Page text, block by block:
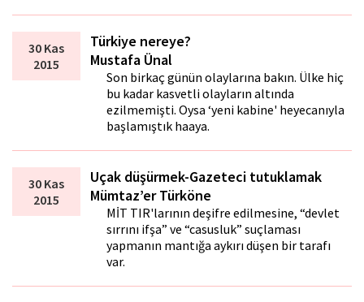
30 Kas
2015
Türkiye nereye?
Mustafa Ünal
Son birkaç günün olaylarına bakın. Ülke hiç
bu kadar kasvetli olayların altında
ezilmemişti. Oysa ‘yeni kabine' heyecanıyla
başlamıştık haftaya.
30 Kas
2015
Uçak düşürmek-Gazeteci tutuklamak
Mümtaz’er Türköne
MİT TIR'larının deşifre edilmesine, “devlet
sırrını ifşa” ve “casusluk” suçlaması
yapmanın mantığa aykırı düşen bir tarafı
var.